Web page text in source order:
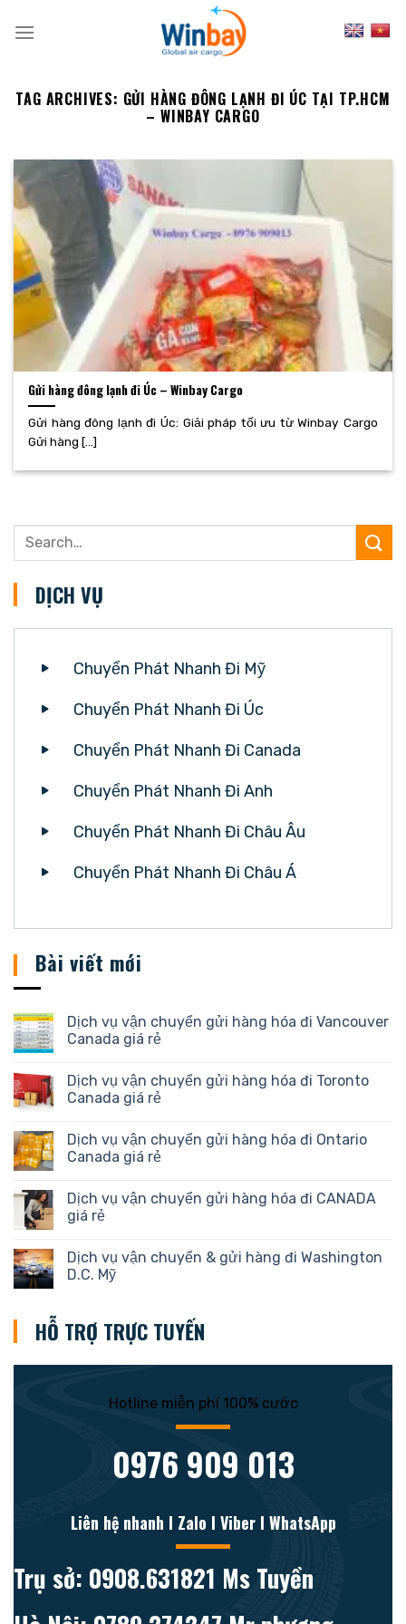
TAG ARCHIVES: GỬI HÀNG ĐÔNG LẠNH ĐI ÚC TẠI TP.HCM
– WINBAY CARGO
Gửi hàng đông lạnh đi Úc – Winbay Cargo
Gửi hàng đông lạnh đi Úc: Giải pháp tối ưu từ Winbay Cargo
Gửi hàng [...]
DỊCH VỤ
Chuyển Phát Nhanh Đi Mỹ
Chuyển Phát Nhanh Đi Úc
Chuyển Phát Nhanh Đi Canada
Chuyển Phát Nhanh Đi Anh
Chuyển Phát Nhanh Đi Châu Âu
Chuyển Phát Nhanh Đi Châu Á
Bài viết mới
Dịch vụ vận chuyển gửi hàng hóa đi Vancouver
Canada giá rẻ
Dịch vụ vận chuyển gửi hàng hóa đi Toronto
Canada giá rẻ
Dịch vụ vận chuyển gửi hàng hóa đi Ontario
Canada giá rẻ
Dịch vụ vận chuyển gửi hàng hóa đi CANADA
giá rẻ
Dịch vụ vận chuyển & gửi hàng đi Washington
D.C. Mỹ
HỖ TRỢ TRỰC TUYẾN
Hotline miễn phí 100% cước
0976 909 013
Liên hệ nhanh l Zalo l Viber l WhatsApp
Trụ sở: 0908.631821 Ms Tuyền